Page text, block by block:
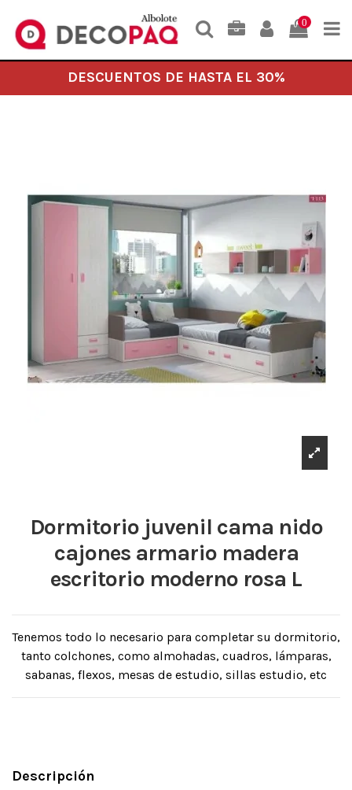
0
DESCUENTOS DE HASTA EL 30%
Dormitorio juvenil cama nido
cajones armario madera
escritorio moderno rosa L
Tenemos todo lo necesario para completar su dormitorio,
tanto colchones, como almohadas, cuadros, lámparas,
sabanas, flexos, mesas de estudio, sillas estudio, etc
Descripción